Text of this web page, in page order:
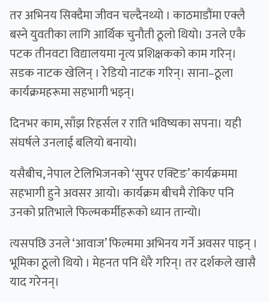
तर अभिनय सिक्दैमा जीवन चल्दैनथ्यो । काठमाडौंमा एक्लै
बस्ने युवतीका लागि आर्थिक चुनौती ठूलो थियो। उनले एकै
पटक तीनवटा विद्यालयमा नृत्य प्रशिक्षकको काम गरिन्।
सडक नाटक खेलिन् । रेडियो नाटक गरिन्। साना–ठूला
कार्यक्रमहरूमा सहभागी भइन्।
दिनभर काम, साँझ रिहर्सल र राति भविष्यका सपना। यही
संघर्षले उनलाई बलियो बनायो।
यसैबीच, नेपाल टेलिभिजनको ‘सुपर एक्टिङ’ कार्यक्रममा
सहभागी हुने अवसर आयो। कार्यक्रम बीचमै रोकिए पनि
उनको प्रतिभाले फिल्मकर्मीहरूको ध्यान तान्यो।
त्यसपछि उनले ‘आवाज’ फिल्ममा अभिनय गर्ने अवसर पाइन् ।
भूमिका ठूलो थियो । मेहनत पनि धेरै गरिन्। तर दर्शकले खासै
याद गरेनन्।